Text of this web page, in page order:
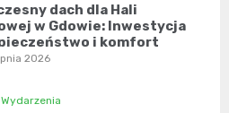
dach dla Hali
w Gdowie: Inwestycja
i komfort
2026
Wydarzenia